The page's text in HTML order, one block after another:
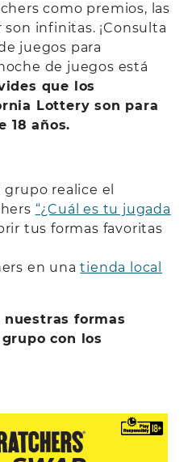
como premios, las
infinitas. ¡Consulta
juegos para
de juegos está
que los
Lottery son para
18 años.
realice el
“¿Cuál es tu jugada
tus formas favoritas
en unatienda local
nuestras formas
con los